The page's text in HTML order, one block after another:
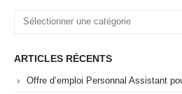
ARTICLES RÉCENTS
Offre d’emploi Personnal Assistant